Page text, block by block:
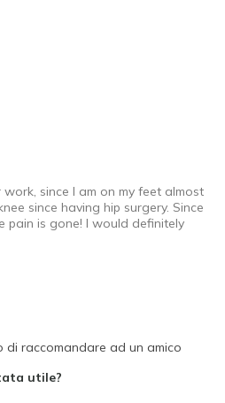
since I am on my feet almost
since having hip surgery. Since
pain is gone! I would definitely
di raccomandare ad un amico
utile?